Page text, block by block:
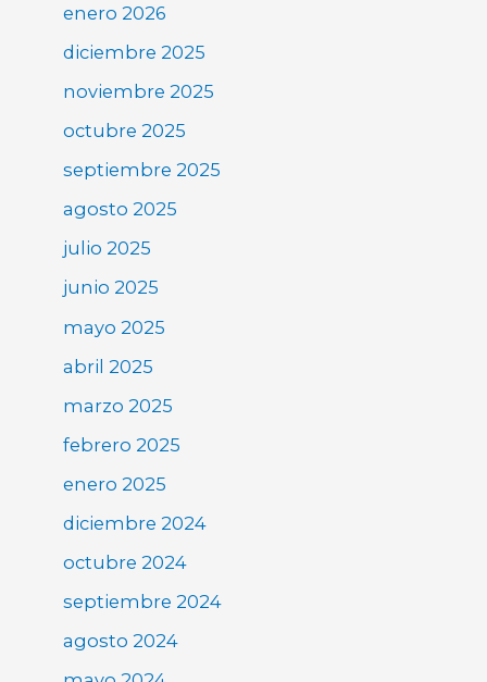
enero 2026
diciembre 2025
noviembre 2025
octubre 2025
septiembre 2025
agosto 2025
julio 2025
junio 2025
mayo 2025
abril 2025
marzo 2025
febrero 2025
enero 2025
diciembre 2024
octubre 2024
septiembre 2024
agosto 2024